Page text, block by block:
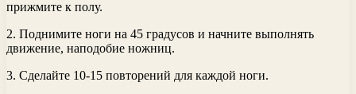
прижмите к полу.
2. Поднимите ноги на 45 градусов и начните выполнять
движение, наподобие ножниц.
3. Сделайте 10-15 повторений для каждой ноги.